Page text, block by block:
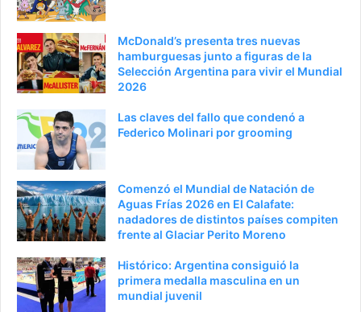
McDonald’s presenta tres nuevas
hamburguesas junto a figuras de la
Selección Argentina para vivir el Mundial
2026
Las claves del fallo que condenó a
Federico Molinari por grooming
Comenzó el Mundial de Natación de
Aguas Frías 2026 en El Calafate:
nadadores de distintos países compiten
frente al Glaciar Perito Moreno
Histórico: Argentina consiguió la
primera medalla masculina en un
mundial juvenil